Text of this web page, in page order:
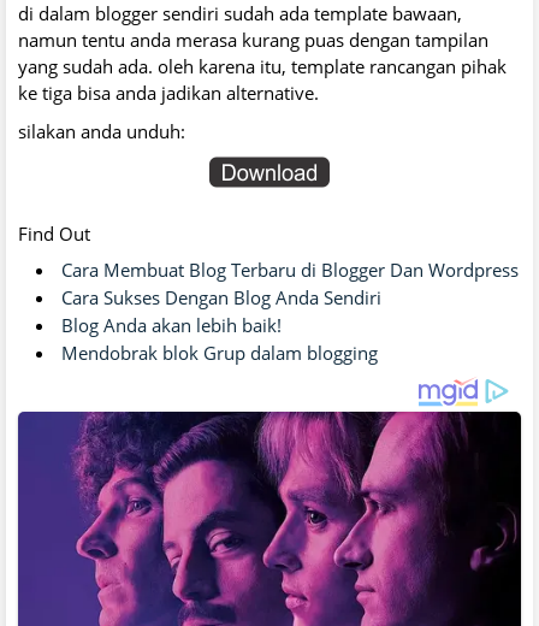
di dalam blogger sendiri sudah ada template bawaan,
namun tentu anda merasa kurang puas dengan tampilan
yang sudah ada. oleh karena itu, template rancangan pihak
ke tiga bisa anda jadikan alternative.
silakan anda unduh:
Find Out
Cara Membuat Blog Terbaru di Blogger Dan Wordpress
Cara Sukses Dengan Blog Anda Sendiri
Blog Anda akan lebih baik!
Mendobrak blok Grup dalam blogging